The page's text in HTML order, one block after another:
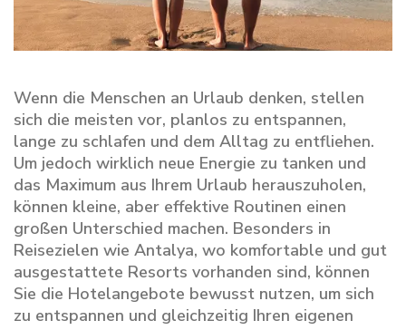
Wenn die Menschen an Urlaub denken, stellen
sich die meisten vor, planlos zu entspannen,
lange zu schlafen und dem Alltag zu entfliehen.
Um jedoch wirklich neue Energie zu tanken und
das Maximum aus Ihrem Urlaub herauszuholen,
können kleine, aber effektive Routinen einen
großen Unterschied machen. Besonders in
Reisezielen wie Antalya, wo komfortable und gut
ausgestattete Resorts vorhanden sind, können
Sie die Hotelangebote bewusst nutzen, um sich
zu entspannen und gleichzeitig Ihren eigenen